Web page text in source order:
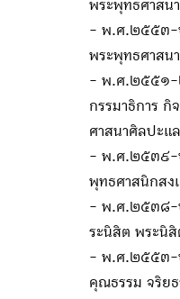
พระพุทธศาสน
- พ.ศ.๒๕๕๓-
พระพุทธศาสน
- พ.ศ.๒๕๕๑-
กรรมาธิการ กิ
ศาสนาศิลปะแ
- พ.ศ.๒๕๓๙-ปั
พุทธศาสนิกสง
- พ.ศ.๒๕๓๘-ปั
ระนิสิต พระนิ
- พ.ศ.๒๕๕๓-
คุณธรรม จริย